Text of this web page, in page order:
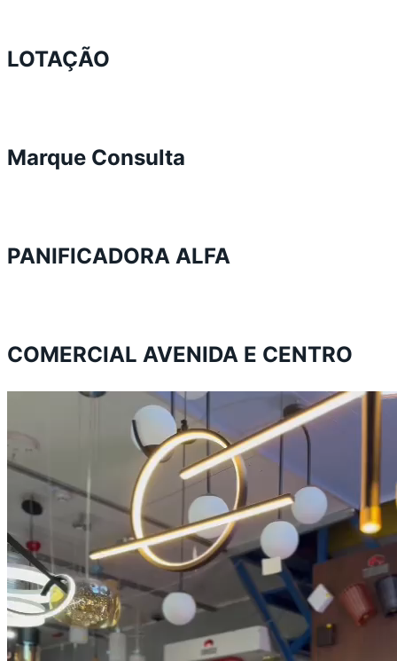
LOTAÇÃO
Marque Consulta
PANIFICADORA ALFA
COMERCIAL AVENIDA E CENTRO